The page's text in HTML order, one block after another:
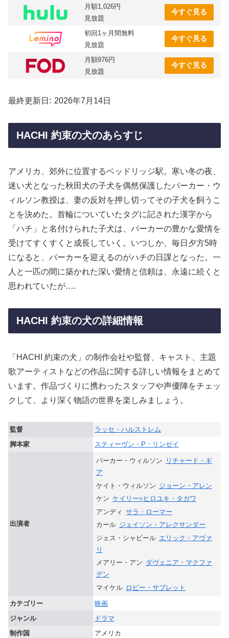
月額1,026円
見放題
今すぐ見る
初回1ヶ月間無料
見放題
今すぐ見る
月額976円
見放題
今すぐ見る
最終更新日 2026年7月14日
HACHI 約束の犬のあらすじ
アメリカ、郊外に位置するベッドリッジ駅。寒い冬の夜、
迷い犬となった秋田犬の子犬を偶然保護したパーカー・ウ
ィルソン教授は、妻の反対を押し切ってその子犬を飼うこ
とを決めた。首輪についていたタグに記された漢字から
「ハチ」と名付けられた子犬は、パーカーの豊かな愛情を
受けてすくすくと成長していく。いつしか、毎日夕方5時
になると、パーカーを迎えるのがハチの日課となった。一
人と一匹の間に築かれた深い愛情と信頼は、永遠に続くと
思われていたが….
HACHI 約束の犬の詳細情報
「HACHI 約束の犬」の制作会社や監督、キャスト、主題
歌アーティストなどの作品に関する詳しい情報をまとめて
います。作品づくりに携わったスタッフや声優陣をチェッ
クして、より深く物語の世界を楽しみましょう。
監督
ラッセ・ハルストレム
脚本家
スティーヴン・P・リンゼイ
出演者
パーカー・ウィルソン
リチャード・ギ
ア
ケイト・ウィルソン ジョーン・アレン
ケン ケイリー=ヒロユキ・タガワ
アンディ サラ・ローマー
カール ジェイソン・アレクサンダー
ジェス・シャビール エリック・アヴァ
リ
メアリー・アン ダヴェニア・マクファ
デン
マイケル ロビー・サブレット
カテゴリー
映画
ジャンル
ドラマ
制作国
アメリカ